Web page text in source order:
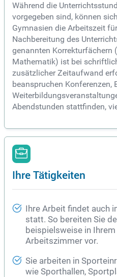
Während die
vorgegeben sind, können
Gymnasien die Arbeitszeit
Nachbereitung des
genannten Korrekturfächern
Mathematik) ist bei
zusätzlicher Zeitaufwand
beanspruchen Konferenzen,
Abendstunden stattfinden,
Ihre Tätigkeiten
Ihre Arbeit findet auch
statt. So bereiten Sie
beispielsweise in
Arbeitszimmer vor.
Sie arbeiten in
wie Sporthallen,